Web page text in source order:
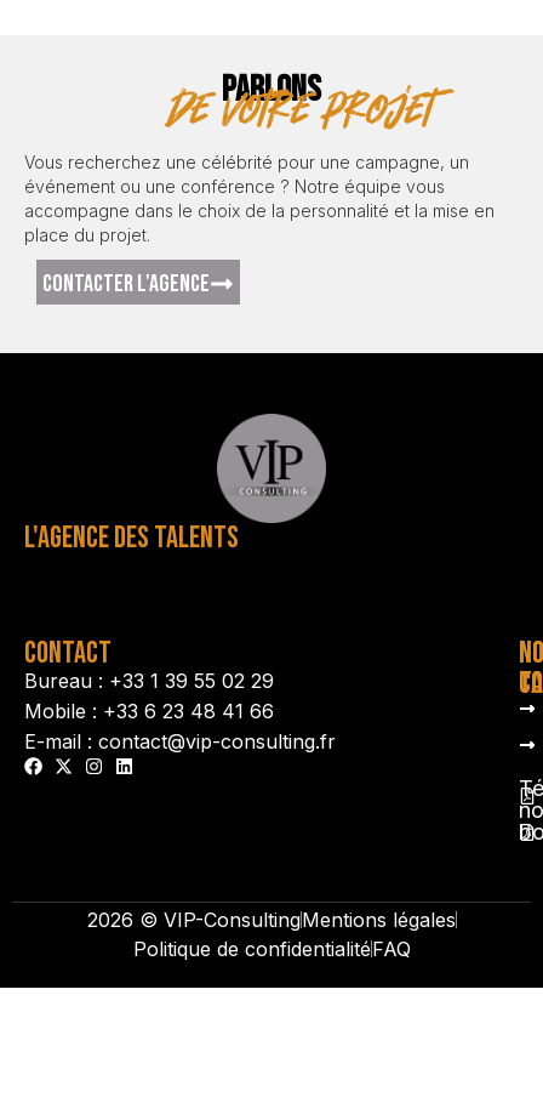
PARLONS
de votre projet
Vous recherchez une célébrité pour une campagne, un
événement ou une conférence ? Notre équipe vous
accompagne dans le choix de la personnalité et la mise en
place du projet.
CONTACTER L'AGENCE
L'AGENCE DES TALENTS
CONTACT
Bureau : +33 1 39 55 02 29
Mobile : +33 6 23 48 41 66
E-mail : contact@vip-consulting.fr
2026 © VIP-ConsultingMentions légales
Politique de confidentialitéFAQ